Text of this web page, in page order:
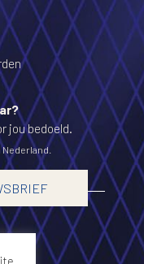
jou bedoeld.
Nederland.